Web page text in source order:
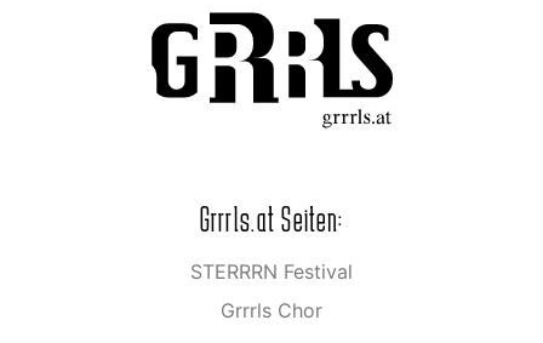
Grrrls.at Seiten:
STERRRN Festival
Grrrls Chor